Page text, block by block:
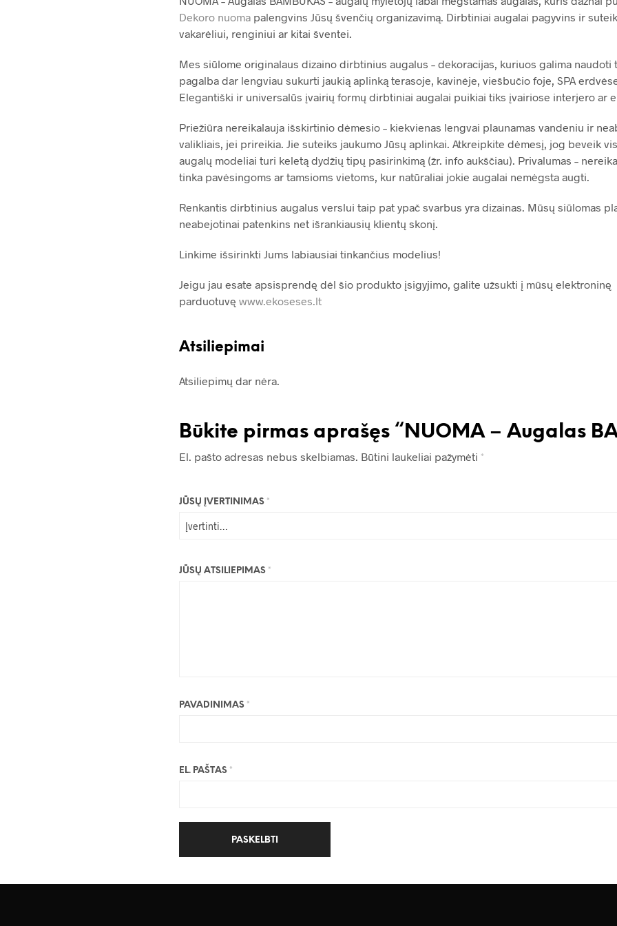
Dekoro nuoma palengvins Jūsų švenčių organizavimą. Dirbtiniai augalai pagyvins ir
vakarėliui, renginiui ar kitai šventei.
Mes siūlome originalaus dizaino dirbtinius augalus – dekoracijas, kuriuos galima naudoti
pagalba dar lengviau sukurti jaukią aplinką terasoje, kavinėje, viešbučio foje, SPA
Elegantiški ir universalūs įvairių formų dirbtiniai augalai puikiai tiks įvairiose interjero ar
Priežiūra nereikalauja išskirtinio dėmesio – kiekvienas lengvai plaunamas vandeniu ir
valikliais, jei prireikia. Jie suteiks jaukumo Jūsų aplinkai. Atkreipkite dėmesį, jog beveik
augalų modeliai turi keletą dydžių tipų pasirinkimą (žr. info aukščiau). Privalumas –
tinka pavėsingoms ar tamsioms vietoms, kur natūraliai jokie augalai nemėgsta augti.
Renkantis dirbtinius augalus verslui taip pat ypač svarbus yra dizainas. Mūsų siūlomas
neabejotinai patenkins net išrankiausių klientų skonį.
Linkime išsirinkti Jums labiausiai tinkančius modelius!
Jeigu jau esate apsisprendę dėl šio produkto įsigyjimo, galite užsukti į mūsų elektroninę
parduotuvę www.ekoseses.lt
Atsiliepimai
Atsiliepimų dar nėra.
Būkite pirmas aprašęs “NUOMA – Augalas
El. pašto adresas nebus skelbiamas. Būtini laukeliai pažymėti *
JŪSŲ ĮVERTINIMAS *
JŪSŲ ATSILIEPIMAS *
PAVADINIMAS *
EL. PAŠTAS *